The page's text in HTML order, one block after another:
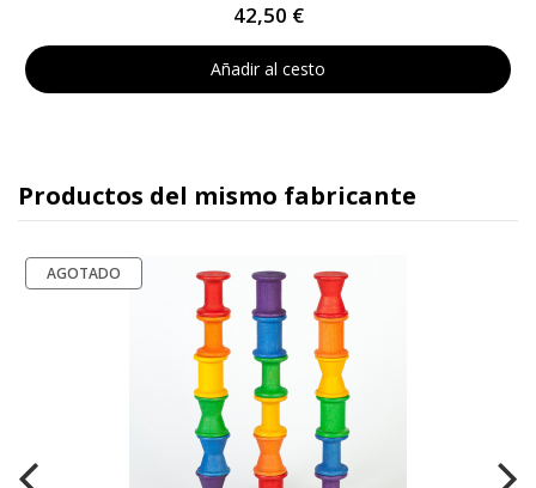
42,50 €
Añadir al cesto
Productos del mismo fabricante
AGOTADO